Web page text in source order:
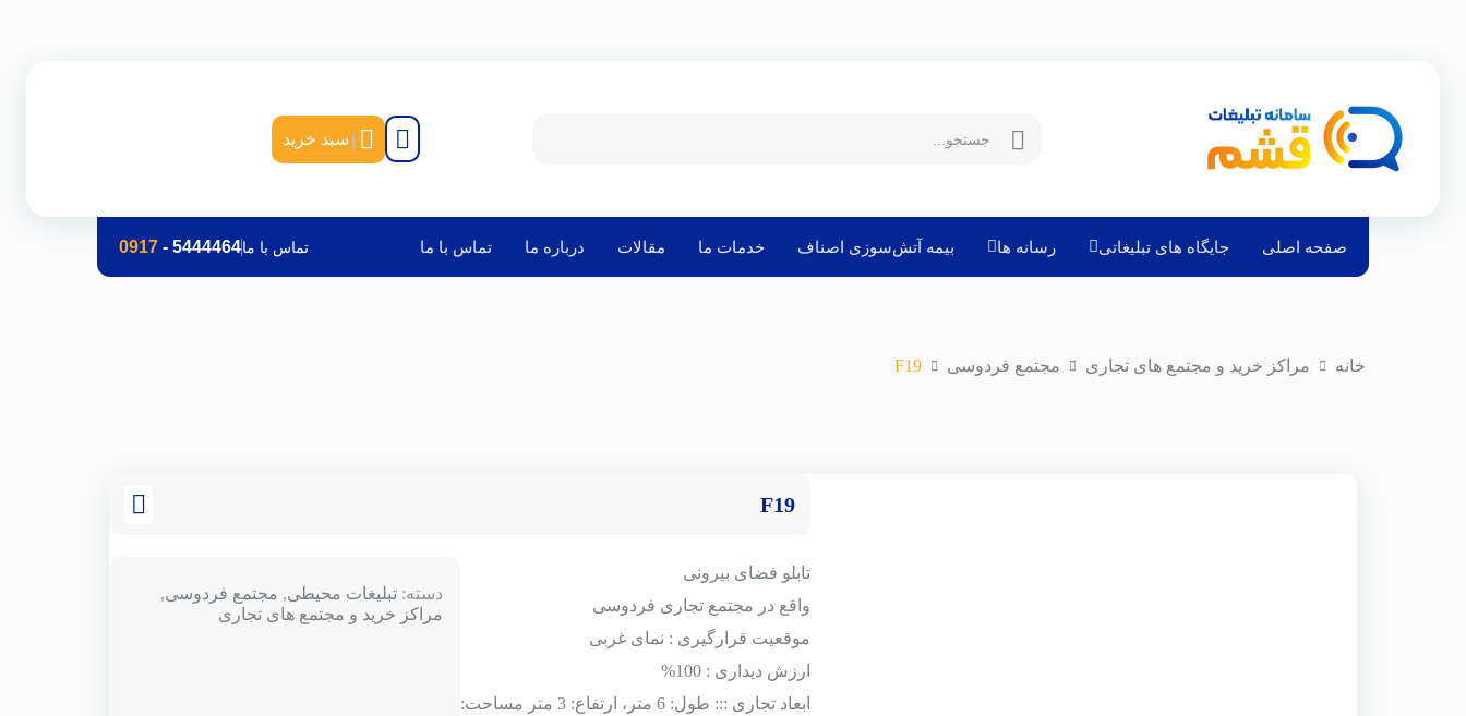
| سبد خرید
صفحه اصلی جایگاه های تبلیغاتی رسانه ها بیمه آتش‌سوزی اصناف خدمات ما مقالات درباره ما تماس با ما تماس با ما5444464
-
0917
خانه مراکز خرید و مجتمع های تجاری مجتمع فردوسی F19
F19
تابلو فضای بیرونی
واقع در مجتمع تجاری فردوسی
موقعیت قرارگیری : نمای غربی
ارزش دیداری : 100%
ابعاد تجاری ::: طول: 6 متر، ارتفاع: 3 متر مساحت:
دسته:تبلیغات محیطی, مجتمع فردوسی,
مراکز خرید و مجتمع های تجاری